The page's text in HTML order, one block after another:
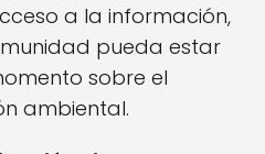
a la información,
pueda estar
sobre el
ambiental.